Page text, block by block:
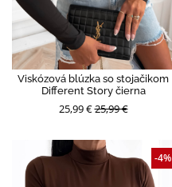
Viskózová blúzka so stojačikom
Different Story čierna
25,99 €25,99 €
-4%